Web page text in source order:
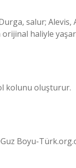
salur; Alevis,
haliyle
kolunu oluşturur.
Boyu-